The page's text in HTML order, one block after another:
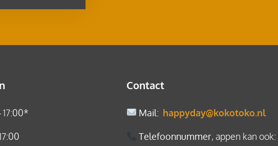
17:00*
Contact
Mail: happyday@kokotoko.nl
Telefoonnummer, appen kan ook: